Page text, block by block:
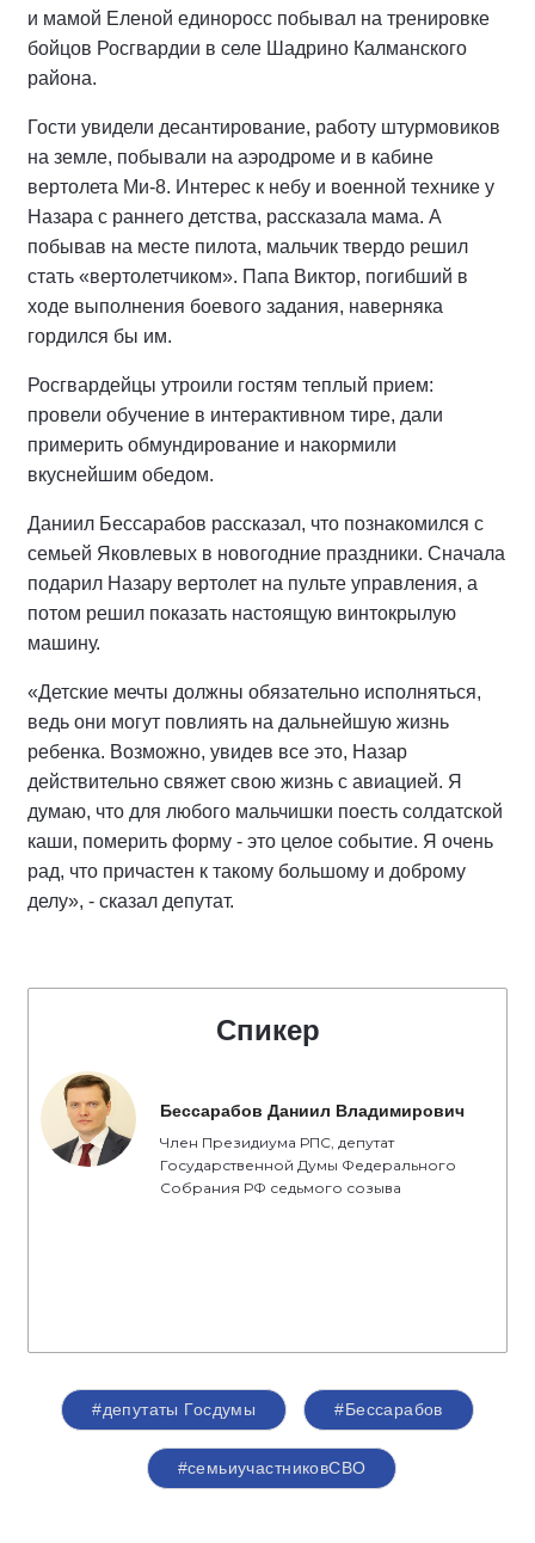
и мамой Еленой единоросс побывал на тренировке
бойцов Росгвардии в селе Шадрино Калманского
района.
Гости увидели десантирование, работу штурмовиков
на земле, побывали на аэродроме и в кабине
вертолета Ми-8. Интерес к небу и военной технике у
Назара с раннего детства, рассказала мама. А
побывав на месте пилота, мальчик твердо решил
стать «вертолетчиком». Папа Виктор, погибший в
ходе выполнения боевого задания, наверняка
гордился бы им.
Росгвардейцы утроили гостям теплый прием:
провели обучение в интерактивном тире, дали
примерить обмундирование и накормили
вкуснейшим обедом.
Даниил Бессарабов рассказал, что познакомился с
семьей Яковлевых в новогодние праздники. Сначала
подарил Назару вертолет на пульте управления, а
потом решил показать настоящую винтокрылую
машину.
«Детские мечты должны обязательно исполняться,
ведь они могут повлиять на дальнейшую жизнь
ребенка. Возможно, увидев все это, Назар
действительно свяжет свою жизнь с авиацией. Я
думаю, что для любого мальчишки поесть солдатской
каши, померить форму - это целое событие. Я очень
рад, что причастен к такому большому и доброму
делу», - сказал депутат.
Спикер
Бессарабов Даниил Владимирович
Член Президиума РПС, депутат
Государственной Думы Федерального
Собрания РФ седьмого созыва
#депутаты Госдумы #Бессарабов
#семьиучастниковСВО